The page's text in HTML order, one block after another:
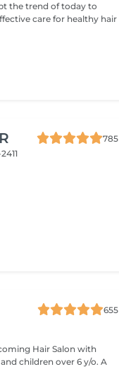
the trend of today to
care for healthy hair
785
655
Hair Salon with
children over 6 y/o. A